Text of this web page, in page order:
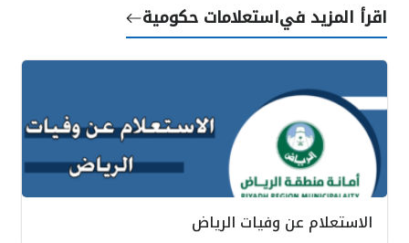
اقرأ المزيد فياستعلامات حكومية
الاستعلام عن وفيات الرياض